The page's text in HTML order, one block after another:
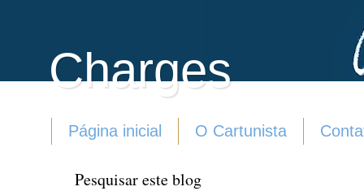
Charges
Página inicial O Cartunista
Pesquisar este blog